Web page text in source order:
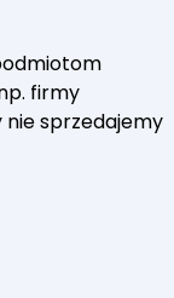
firmy
nie sprzedajemy